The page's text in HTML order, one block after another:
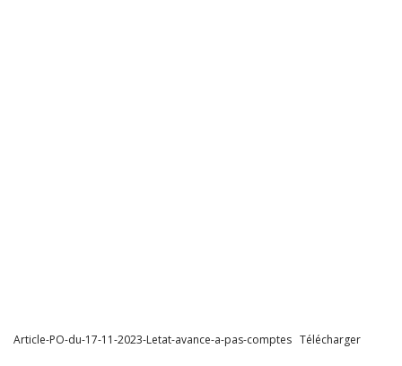
Article-PO-du-17-11-2023-Letat-avance-a-pas-comptes Télécharger